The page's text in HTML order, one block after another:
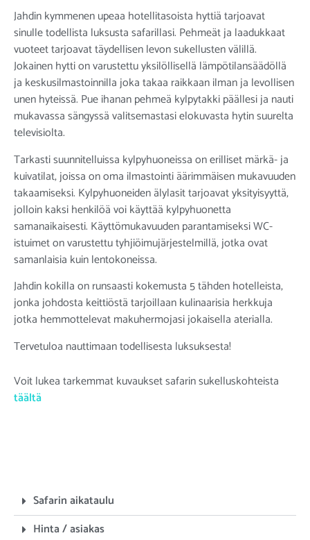
Jahdin kymmenen upeaa hotellitasoista hyttiä tarjoavat
sinulle todellista luksusta safarillasi. Pehmeät ja laadukkaat
vuoteet tarjoavat täydellisen levon sukellusten välillä.
Jokainen hytti on varustettu yksilöllisellä lämpötilansäädöllä
ja keskusilmastoinnilla joka takaa raikkaan ilman ja levollisen
unen hyteissä. Pue ihanan pehmeä kylpytakki päällesi ja nauti
mukavassa sängyssä valitsemastasi elokuvasta hytin suurelta
televisiolta.
Tarkasti suunnitelluissa kylpyhuoneissa on erilliset märkä- ja
kuivatilat, joissa on oma ilmastointi äärimmäisen mukavuuden
takaamiseksi. Kylpyhuoneiden älylasit tarjoavat yksityisyyttä,
jolloin kaksi henkilöä voi käyttää kylpyhuonetta
samanaikaisesti. Käyttömukavuuden parantamiseksi WC-
istuimet on varustettu tyhjiöimujärjestelmillä, jotka ovat
samanlaisia ​​kuin lentokoneissa.
Jahdin kokilla on runsaasti kokemusta 5 tähden hotelleista,
jonka johdosta keittiöstä tarjoillaan kulinaarisia herkkuja
jotka hemmottelevat makuhermojasi jokaisella aterialla.
Tervetuloa nauttimaan todellisesta luksuksesta!
Voit lukea tarkemmat kuvaukset safarin sukelluskohteista
täältä
Safarin aikataulu
Hinta / asiakas